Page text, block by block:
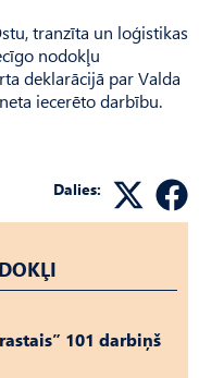
tranzīta un loģistikas
nodokļu
deklarācijā par Valda
iecerēto darbību.
Dalies:
101 darbiņš